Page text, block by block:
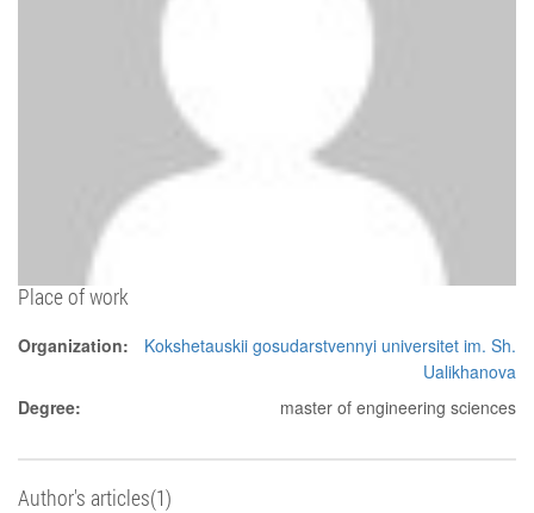
Place of work
Organization:
Kokshetauskii gosudarstvennyi universitet im. Sh.
Ualikhanova
Degree:
master of engineering sciences
Author's articles(1)